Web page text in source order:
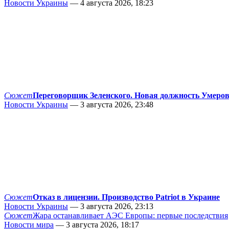
Новости Украины — 4 августа 2026, 18:23
СюжетПереговорщик Зеленского. Новая должность
Новости Украины — 3 августа 2026, 23:48
СюжетОтказ в лицензии. Производство Patriot в Украине
Новости Украины — 3 августа 2026, 23:13
СюжетЖара останавливает АЭС Европы: первые последствия
Новости мира — 3 августа 2026, 18:17